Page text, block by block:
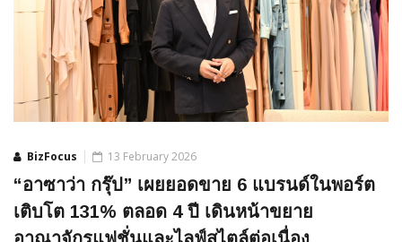
BizFocus 13 February 2026
“อาซาว่า กรุ๊ป” เผยยอดขาย 6 แบรนด์ในพอร์ต
เติบโต 131% ตลอด 4 ปี เดินหน้าขยาย